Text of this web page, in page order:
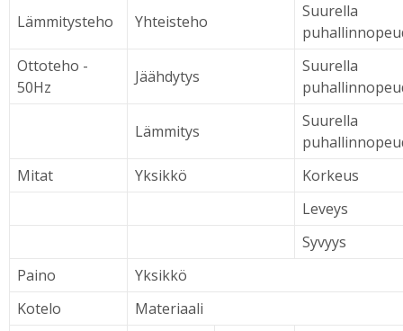
Lämmitysteho Yhteisteho
Suurella
Ottoteho -
50Hz
Jäähdytys
Suurella
Lämmitys
Suurella
Mitat
Yksikkö
Korkeus
Leveys
Syvyys
Paino
Yksikkö
Kotelo
Materiaali